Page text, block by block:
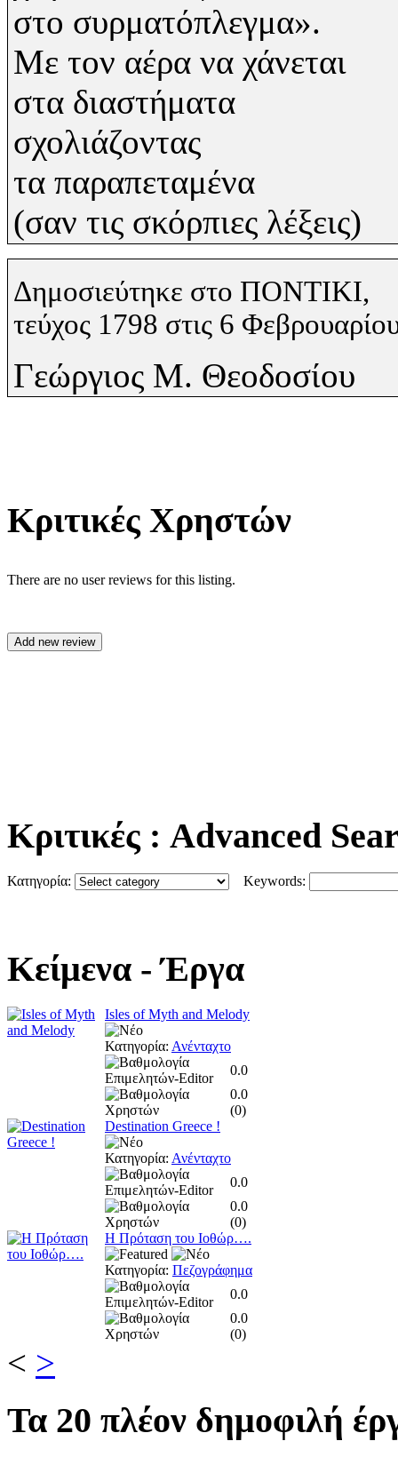
στο συρματόπλεγμα».
Με τον αέρα να χάνεται
στα διαστήματα
σχολιάζοντας
τα παραπεταμένα
(σαν τις σκόρπιες λέξεις)
Δημοσιεύτηκε στο ΠΟΝΤΙΚΙ,
τεύχος 1798 στις 6
Γεώργιος Μ. Θεοδοσίου
Κριτικές Χρηστών
There are no user reviews for this listing.
Κριτικές : Advanced
Κατηγορία: Keywords:
Κείμενα - Έργα
Isles of Myth and Melody
Κατηγορία: Ανένταχτο
0.0
0.0
(0)
Destination Greece !
Κατηγορία: Ανένταχτο
0.0
0.0
(0)
Η Πρόταση του Ιοθώρ….
Κατηγορία: Πεζογράφημα
0.0
0.0
(0)
< >
Τα 20 πλέον δημοφιλή